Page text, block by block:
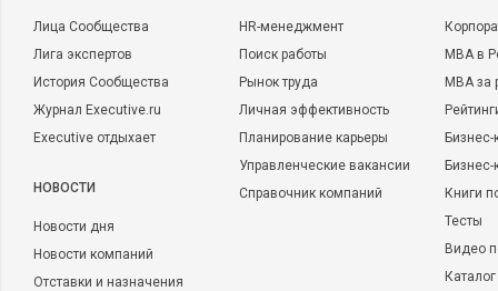
Лица Сообщества
Лига экспертов
История Сообщества
Журнал Executive.ru
Executive отдыхает
НОВОСТИ
Новости дня
Новости компаний
Отставки и назначения
HR-менеджмент
Поиск работы
Рынок труда
Личная эффективность
Планирование карьеры
Управленческие вакансии
Справочник компаний
MBA в
MBA
Бизнес-
Книги
Тесты
Видео